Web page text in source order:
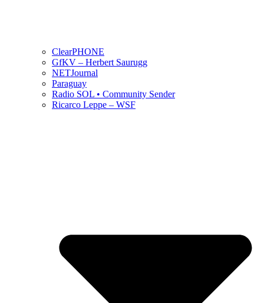
ClearPHONE
GfKV – Herbert Saurugg
NETJournal
Paraguay
Radio SOL • Community Sender
Ricarco Leppe – WSF